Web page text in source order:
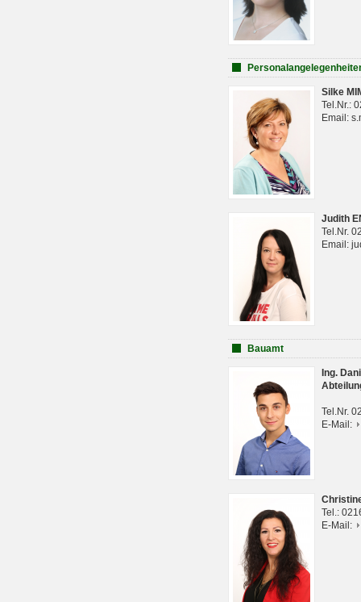
Silke
Tel.Nr.:
Email:
Judith
Tel.Nr.
Email:
Bauamt
Ing.
Tel.Nr.
E-Mail:
Tel.:
E-Mail: